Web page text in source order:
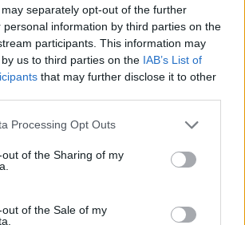
separately opt-out of the further
personal information by third parties on the
participants. This information may
us to third parties on the IAB’s List of
that may further disclose it to other
Processing Opt Outs
of the Sharing of my
of the Sale of my
tájékoztató
tájékoztató
szabályzat
lapjaink archívuma
archívuma